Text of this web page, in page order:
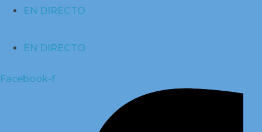
EN DIRECTO
EN DIRECTO
Facebook-f